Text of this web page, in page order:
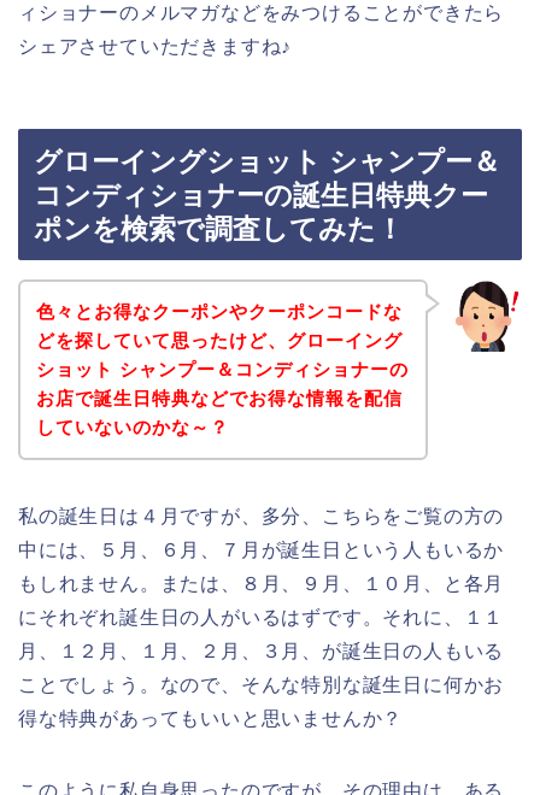
ィショナーのメルマガなどをみつけることができたら
シェアさせていただきますね♪
グローイングショット シャンプー＆
コンディショナーの誕生日特典クー
ポンを検索で調査してみた！
色々とお得なクーポンやクーポンコードな
どを探していて思ったけど、グローイング
ショット シャンプー＆コンディショナーの
お店で誕生日特典などでお得な情報を配信
していないのかな～？
私の誕生日は４月ですが、多分、こちらをご覧の方の
中には、５月、６月、７月が誕生日という人もいるか
もしれません。または、８月、９月、１０月、と各月
にそれぞれ誕生日の人がいるはずです。それに、１１
月、１２月、１月、２月、３月、が誕生日の人もいる
ことでしょう。なので、そんな特別な誕生日に何かお
得な特典があってもいいと思いませんか？
このように私自身思ったのですが、その理由は、ある